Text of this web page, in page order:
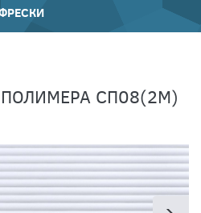
СП08(2М)